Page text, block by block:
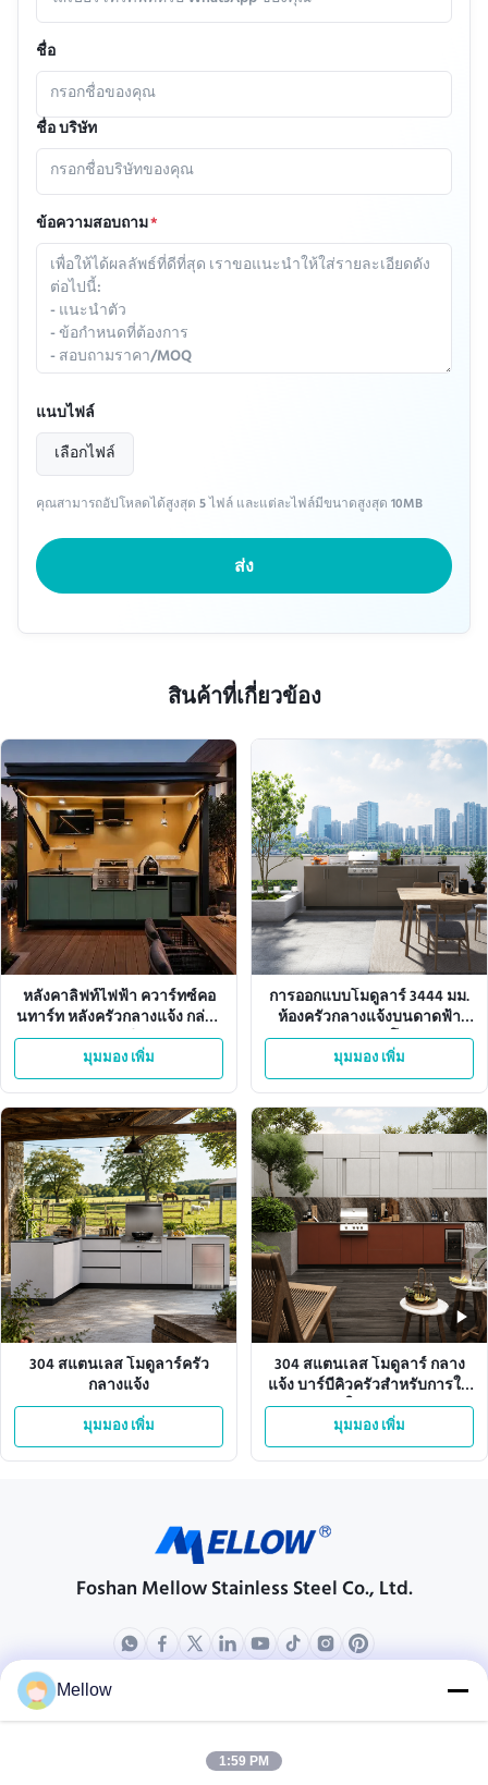
ชื่อ
ชื่อ บริษัท
ข้อความสอบถาม*
แนบไฟล์
เลือกไฟล์
คุณสามารถอัปโหลดได้สูงสุด 5 ไฟล์ และแต่ละไฟล์มีขนาดสูงสุด 10MB
ส่ง
สินค้าที่เกี่ยวข้อง
หลังคาลิฟท์ไฟฟ้า ควาร์ทซ์คอ
นทาร์ท หลังครัวกลางแจ้ง กล่อง
อะลูมิเนียม
มุมมอง เพิ่ม
การออกแบบโมดูลาร์ 3444 มม.
ห้องครัวกลางแจ้งบนดาดฟ้า
สำนักงาน 6 โมดูล
มุมมอง เพิ่ม
304 สแตนเลส โมดูลาร์ครัว
กลางแจ้ง
มุมมอง เพิ่ม
304 สแตนเลส โมดูลาร์ กลาง
แจ้ง บาร์บีคิวครัวสําหรับการใช้
ในคลับ
มุมมอง เพิ่ม
Foshan Mellow Stainless Steel Co., Ltd.
ผลิตภัณฑ์
โปรไฟล์บริษัท
Mellow
1:59 PM